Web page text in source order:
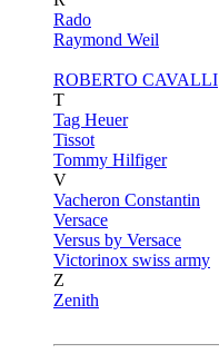
Rado
Raymond Weil
ROBERTO CAVALLI
T
Tag Heuer
Tissot
Tommy Hilfiger
V
Vacheron Constantin
Versace
Versus by Versace
Victorinox swiss army
Z
Zenith